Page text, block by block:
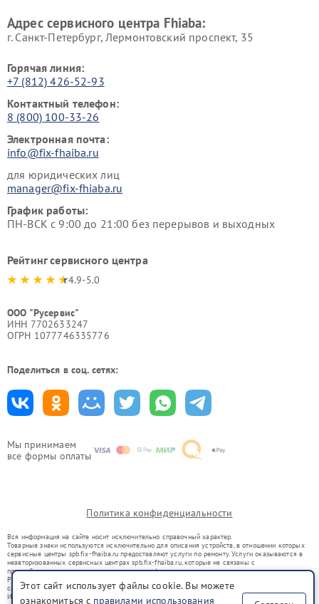
Мы принимаем
все формы оплаты
Адрес сервисного центра Fhiaba:
г. Санкт-Петербург, Лермонтовский проспект, 35
Горячая линия:
+7 (812) 426-52-93
Контактный телефон:
8 (800) 100-33-26
Электронная почта:
info@fix-fhaiba.ru
для юридических лиц
manager@fix-fhiaba.ru
График работы:
ПН-ВСК с 9:00 до 21:00 без перерывов и выходных
Рейтинг сервисного центра
4.9-5.0
ООО "Русервис"
ИНН 7702633247
ОГРН 1077746335776
Поделиться в соц. сетях:
Политика конфиденциальности
Вся информация на сайте носит исключительно справочный характер.
Товарные знаки используются исключительно для описания устройств, в отношении которых
сервисные центры spb.fix-fhaiba.ru предоставляют услуги по ремонту. Услуги оказываются в
неавторизованных сервисных центрах spb.fix-fhaiba.ru, которые не связаны с
правообладателями товарных знаков или их официальными представителями.
Ремонт осуществляется для устройств, уже введенных в гражданский оборот в соответствии
со статьей 1487 ГК РФ.
Использование товарных знаков не преследует цели индивидуализации услуг или введения
Этот сайт использует файлы cookie. Вы можете
ознакомиться с правилами использования